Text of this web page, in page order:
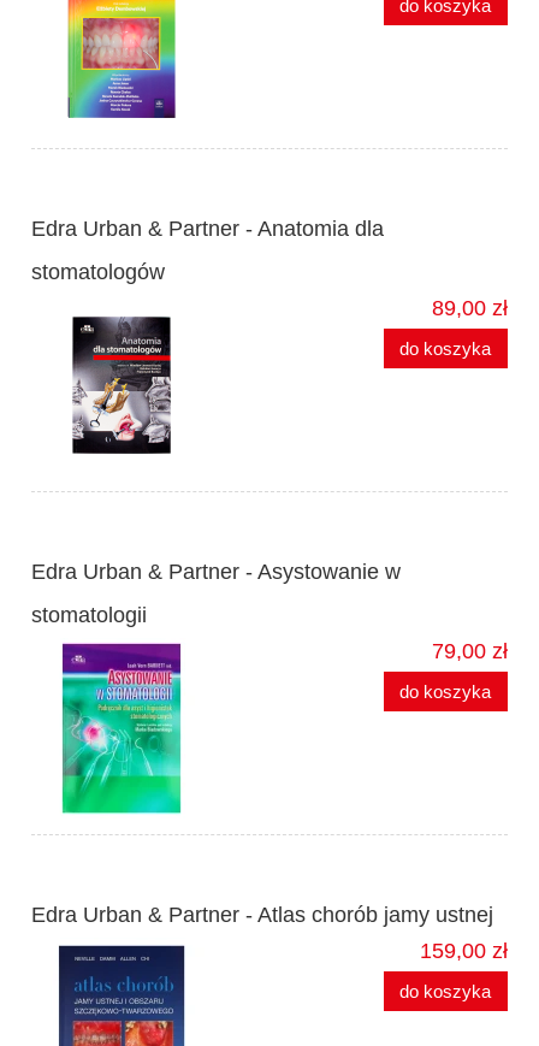
do koszyka
Edra Urban & Partner - Anatomia dla
stomatologów
89,00 zł
do koszyka
Edra Urban & Partner - Asystowanie w
stomatologii
79,00 zł
do koszyka
Edra Urban & Partner - Atlas chorób jamy ustnej
159,00 zł
do koszyka